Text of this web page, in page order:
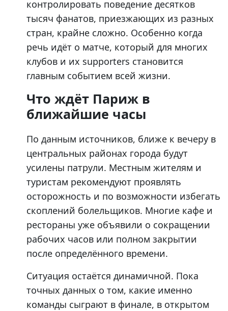
контролировать поведение десятков
тысяч фанатов, приезжающих из разных
стран, крайне сложно. Особенно когда
речь идёт о матче, который для многих
клубов и их supporters становится
главным событием всей жизни.
Что ждёт Париж в
ближайшие часы
По данным источников, ближе к вечеру в
центральных районах города будут
усилены патрули. Местным жителям и
туристам рекомендуют проявлять
осторожность и по возможности избегать
скоплений болельщиков. Многие кафе и
рестораны уже объявили о сокращении
рабочих часов или полном закрытии
после определённого времени.
Ситуация остаётся динамичной. Пока
точных данных о том, какие именно
команды сыграют в финале, в открытом